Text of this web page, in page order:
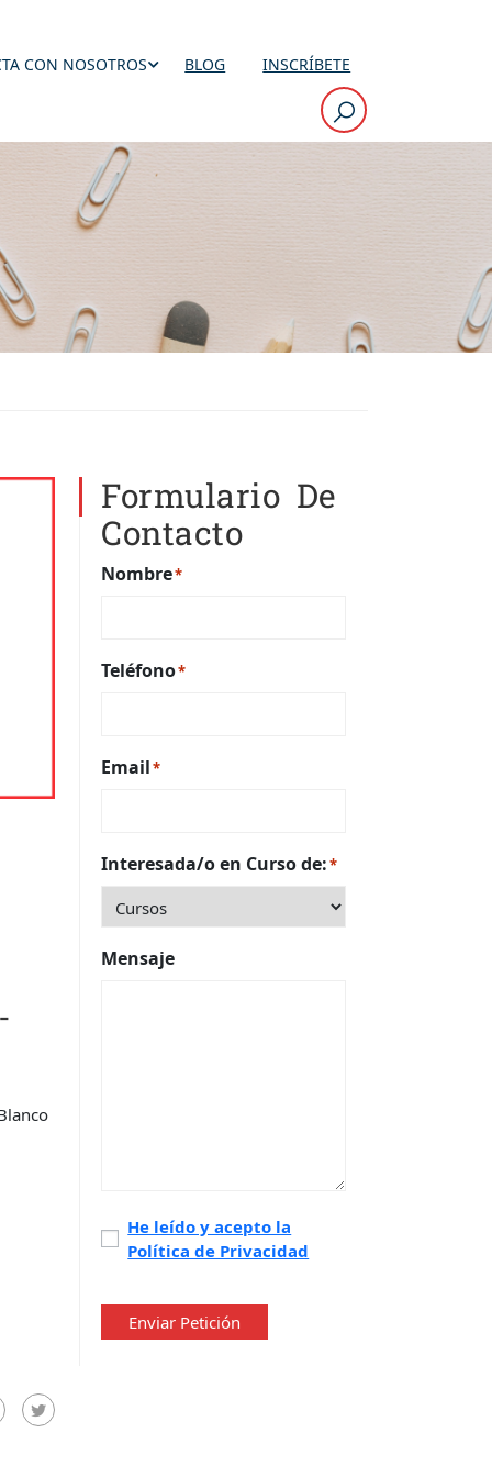
CON NOSOTROS BLOG INSCRÍBETE
Formulario De
Contacto
Nombre*
Teléfono*
Email*
Interesada/o en Curso de:*
Mensaje
Política
de
He leído y acepto la
Política de Privacidad
Enviar Petición